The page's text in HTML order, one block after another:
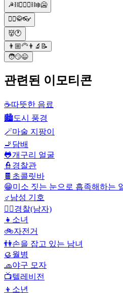
☭⛓️👮🏼‍♂️⛓️❄️🥶
🧔‍♂️🥋👓
👹🕐
👨🏼‍🦳👨‍🔬📝
🧑😏😉
관련된 이모티콘
☕따뜻한 음료
🏙️도시 풍경
🪄마술 지팡이
🚬 담배
🐸개구리 얼굴
👮 경찰관
🍫 초콜릿바
😁미소 짓는 눈으로 흡족해하는
♂️남성 기호
👮‍♂️경찰(남자)
👧 소녀
🚲자전거
👫손을 잡고 있는 남녀
🥮 월병
🧢야구 모자
📺텔레비전
👦 소년